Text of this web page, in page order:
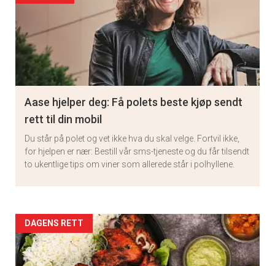
Aase hjelper deg: Få polets beste kjøp sendt
rett til din mobil
Du står på polet og vet ikke hva du skal velge. Fortvil ikke,
for hjelpen er nær: Bestill vår sms-tjeneste og du får tilsendt
to ukentlige tips om viner som allerede står i polhyllene.
Artikler
detail
DAGENS RETT